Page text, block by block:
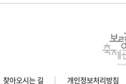
찾아오시는 길 개인정보처리방침